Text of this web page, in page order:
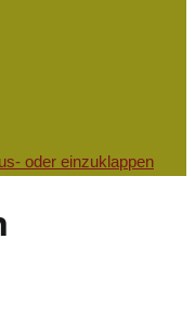
oder einzuklappen